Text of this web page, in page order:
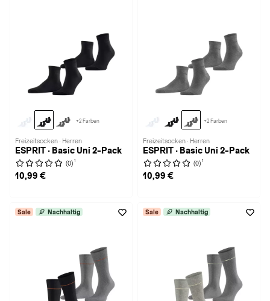
+2 Farben
Freizeitsocken · Herren
ESPRIT · Basic Uni 2-Pack
(0) 1
10,99 €
+2 Farben
Freizeitsocken · Herren
ESPRIT · Basic Uni 2-Pack
(0) 1
10,99 €
Sale Nachhaltig Sale Nachhaltig